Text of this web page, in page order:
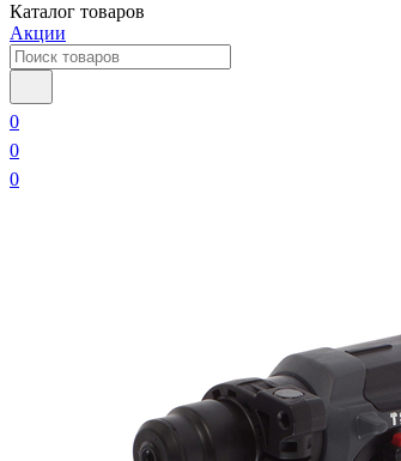
Каталог товаров
Акции
0
0
0